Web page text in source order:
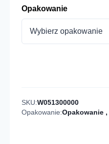
Opakowanie
Wybierz opakowanie
SKU:W051300000
Opakowanie:Opakowanie ,